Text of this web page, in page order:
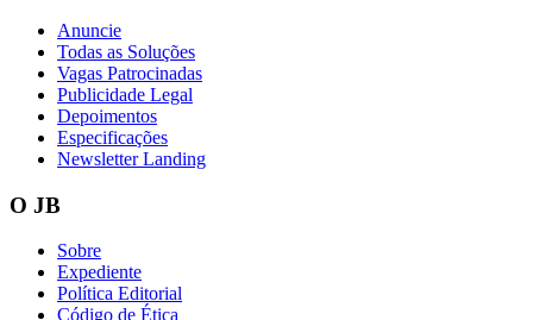
Anuncie
Todas as Soluções
Vagas Patrocinadas
Publicidade Legal
Depoimentos
Especificações
Newsletter Landing
O JB
Sobre
Expediente
Política Editorial
Código de Ética